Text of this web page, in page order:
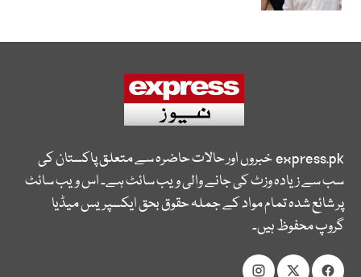
express.pkخبروں اور حالات حاضرہ سے متعلق پاکستان کی
سب سے زیادہ وزٹ کی جانے والی ویب سائٹ ہے۔ اس ویب سائٹ
پر شائع شدہ تمام مواد کے جملہ حقوق بحق ایکسپریس میڈیا
گروپ محفوظ ہیں۔